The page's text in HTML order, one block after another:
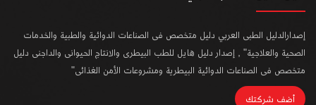
إصدارالدليل الطبى العربي دليل متخصص فى الصناعات الدوائية والطبية والخدمات
الصحية والعلاجية" , إصدار دليل هايل للطب البيطرى والانتاج الحيوانى والداجنى دليل
متخصص فى الصناعات الدوائية البيطرية ومشروعات الأمن الغذائى"
أضف شركتك